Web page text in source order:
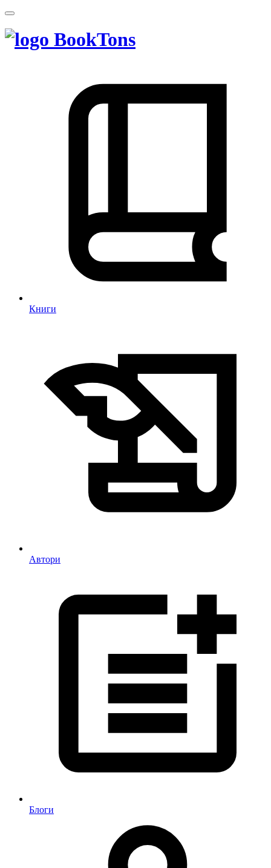
BookTons
Книги
Автори
Блоги